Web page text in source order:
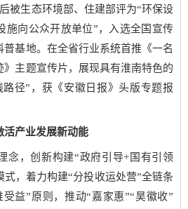
被生态环境部、住建部评为“环保设
施向公众开放单位”，入选全国宣传
基地。在全省行业系统首推《一名
主题宣传片，展现具有淮南特色的
径”，获《安徽日报》头版专题报
活产业发展新动能
念，创新构建“政府引导+国有引领
式，着力构建“分投收运处营”全链条
益”原则，推动“嘉家惠”“昊徽收”